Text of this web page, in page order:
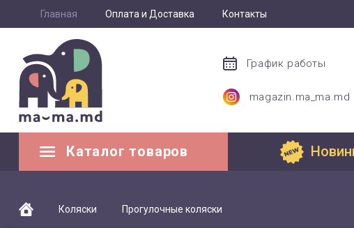
Главная Оплата и Доставка Контакты
График работы
magazin.ma_ma.md
Каталог товаров
Коляски Прогулочные коляски